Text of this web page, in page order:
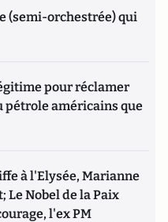
(semi-orchestrée) qui
pour réclamer
pétrole américains que
à l'Elysée, Marianne
Le Nobel de la Paix
l'ex PM